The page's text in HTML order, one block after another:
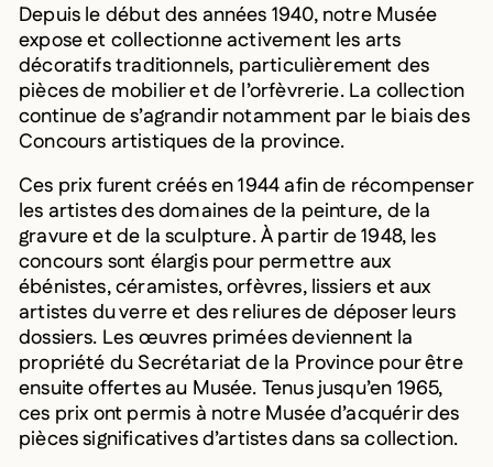
Depuis le début des années 1940, notre Musée
expose et collectionne activement les arts
décoratifs traditionnels, particulièrement des
pièces de mobilier et de l’orfèvrerie. La collection
continue de s’agrandir notamment par le biais des
Concours artistiques de la province.
Ces prix furent créés en 1944 afin de récompenser
les artistes des domaines de la peinture, de la
gravure et de la sculpture. À partir de 1948, les
concours sont élargis pour permettre aux
ébénistes, céramistes, orfèvres, lissiers et aux
artistes du verre et des reliures de déposer leurs
dossiers. Les œuvres primées deviennent la
propriété du Secrétariat de la Province pour être
ensuite offertes au Musée. Tenus jusqu’en 1965,
ces prix ont permis à notre Musée d’acquérir des
pièces significatives d’artistes dans sa collection.